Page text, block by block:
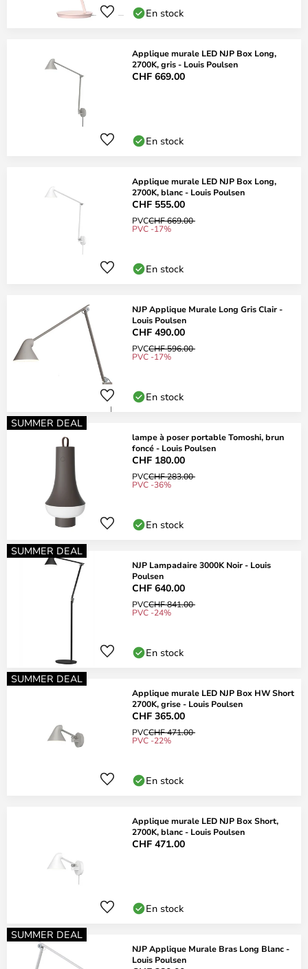
En stock
Applique murale LED NJP Box Long,
2700K, gris - Louis Poulsen
CHF 669.00
En stock
Applique murale LED NJP Box Long,
2700K, blanc - Louis Poulsen
CHF 555.00
PVCCHF 669.00
PVC -17%
En stock
NJP Applique Murale Long Gris Clair -
Louis Poulsen
CHF 490.00
PVCCHF 596.00
PVC -17%
En stock
SUMMER DEAL
lampe à poser portable Tomoshi, brun
foncé - Louis Poulsen
CHF 180.00
PVCCHF 283.00
PVC -36%
En stock
SUMMER DEAL
NJP Lampadaire 3000K Noir - Louis
Poulsen
CHF 640.00
PVCCHF 841.00
PVC -24%
En stock
SUMMER DEAL
Applique murale LED NJP Box HW Short
2700K, grise - Louis Poulsen
CHF 365.00
PVCCHF 471.00
PVC -22%
En stock
Applique murale LED NJP Box Short,
2700K, blanc - Louis Poulsen
CHF 471.00
En stock
SUMMER DEAL
NJP Applique Murale Bras Long Blanc -
Louis Poulsen